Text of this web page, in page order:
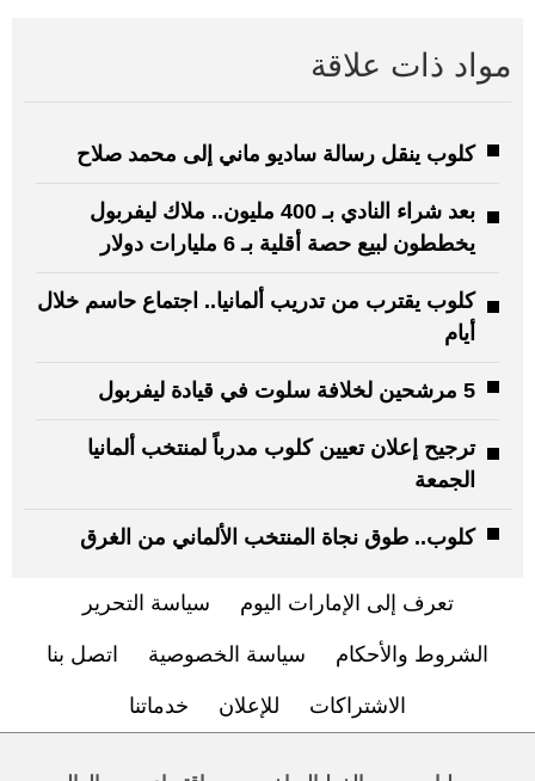
مواد ذات علاقة
كلوب ينقل رسالة ساديو ماني إلى محمد صلاح
بعد شراء النادي بـ 400 مليون.. ملاك ليفربول
يخططون لبيع حصة أقلية بـ 6 مليارات دولار
كلوب يقترب من تدريب ألمانيا.. اجتماع حاسم خلال
أيام
5 مرشحين لخلافة سلوت في قيادة ليفربول
ترجيح إعلان تعيين كلوب مدرباً لمنتخب ألمانيا
الجمعة
كلوب.. طوق نجاة المنتخب الألماني من الغرق
تعرف إلى الإمارات اليوم سياسة التحرير
الشروط والأحكام سياسة الخصوصية اتصل بنا
الاشتراكات للإعلان خدماتنا